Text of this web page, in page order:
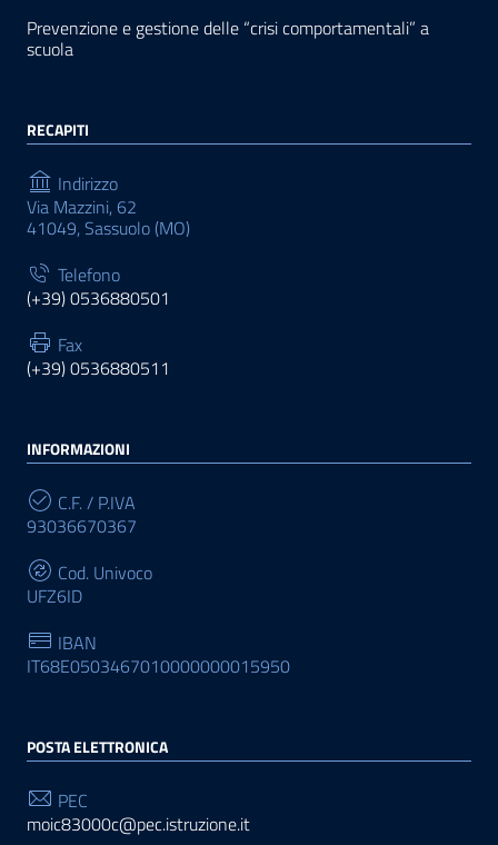
Prevenzione e gestione delle “crisi comportamentali” a
scuola
RECAPITI
Indirizzo
Via Mazzini, 62
41049, Sassuolo (MO)
Telefono
(+39) 0536880501
Fax
(+39) 0536880511
INFORMAZIONI
C.F. / P.IVA
93036670367
Cod. Univoco
UFZ6ID
IBAN
IT68E0503467010000000015950
POSTA ELETTRONICA
PEC
moic83000c@pec.istruzione.it